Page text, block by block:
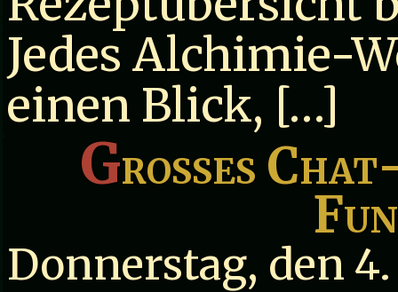
Jedes Alchimie-
einen Blick, […]
Großes
Donnerstag, den